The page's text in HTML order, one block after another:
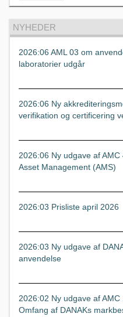
NYHEDER
2026:06 AML 03 om
laboratorier udgår
2026:06 Ny
verifikation og certificering
2026:06 Ny udgave af
Asset Management (AMS)
2026:03 Prisliste april 2026
2026:03 Ny udgave af
anvendelse
2026:02 Ny udgave af
Omfang af DANAKs